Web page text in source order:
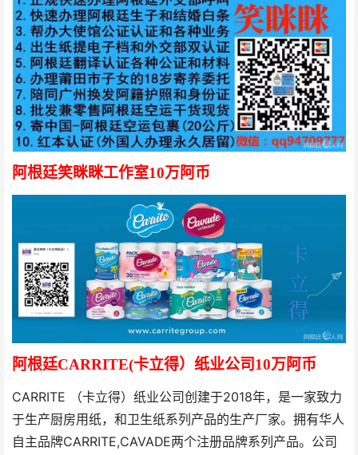
阿根廷笑眯眯工作室10万阿币
阿根廷CARRITE(卡立得）纸业公司10万阿币
CARRITE （卡立得）纸业公司创建于2018年，是一家致力
于生产厨房用纸，和卫生纸系列产品的生产厂家。拥有华人
自主品牌CARRITE,CAVADE两个注册品牌系列产品。公司